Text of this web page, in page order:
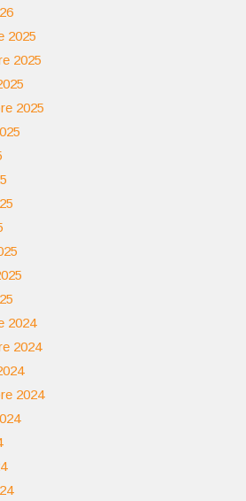
2025
2025
2025
2024
2024
2024